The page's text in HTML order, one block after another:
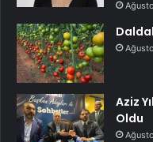
Aziz
Oldu